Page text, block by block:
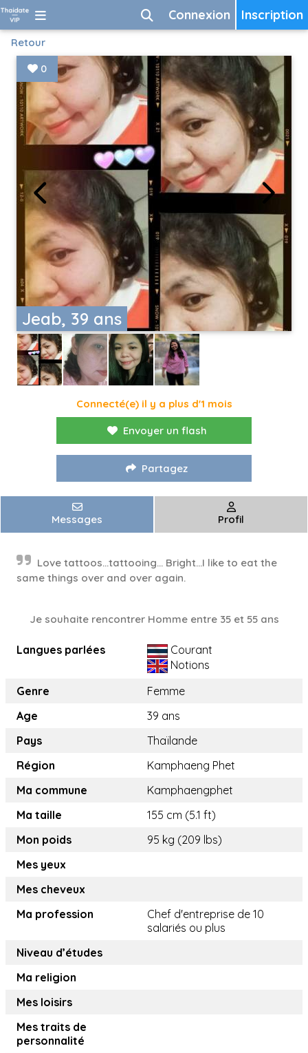
Inscription
Connexion
Retour
Jeab, 39 ans
0
Connecté(e) il y a plus d'1 mois
Envoyer un flash
Partagez
Messages Profil
Love tattoos...tattooing... Bright...I like to eat the
same things over and over again.
Je souhaite rencontrer Homme entre 35 et 55 ans
Langues parlées
Courant
Notions
Genre
Femme
Age
39 ans
Pays
Thaïlande
Région
Kamphaeng Phet
Ma commune
Kamphaengphet
Ma taille
155 cm (5.1 ft)
Mon poids
95 kg (209 lbs)
Mes yeux
Mes cheveux
Ma profession
Chef d'entreprise de 10
salariés ou plus
Niveau d’études
Ma religion
Mes loisirs
Mes traits de
personnalité